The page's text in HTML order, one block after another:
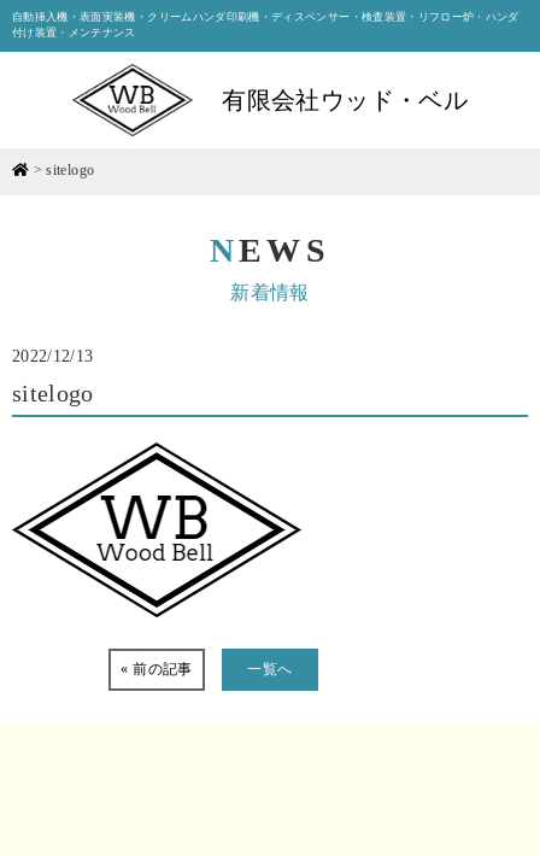
自動挿入機・表面実装機・クリームハンダ印刷機・ディスペンサー・検査装置・リフロー炉・ハンダ
付け装置・メンテナンス
有限会社ウッド・ベル
>sitelogo
NEWS
新着情報
2022/12/13
sitelogo
« 前の記事 一覧へ